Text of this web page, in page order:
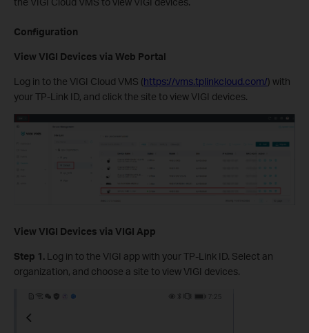
Configuration
View VIGI Devices via Web Portal
Log in to the VIGI Cloud VMS (https://vms.tplinkcloud.com/) with
your TP-Link ID, and click the site to view VIGI devices.
View VIGI Devices via VIGI App
Step 1. Log in to the VIGI app with your TP-Link ID. Select an
organization, and choose a site to view VIGI devices.